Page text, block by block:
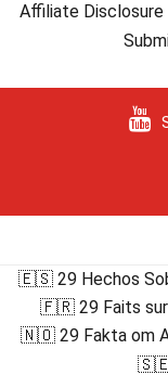
Affiliate Disclosure
🇪🇸 29 Hechos
🇫🇷 29 Faits sur
🇳🇴 29 Fakta om
🇸🇪